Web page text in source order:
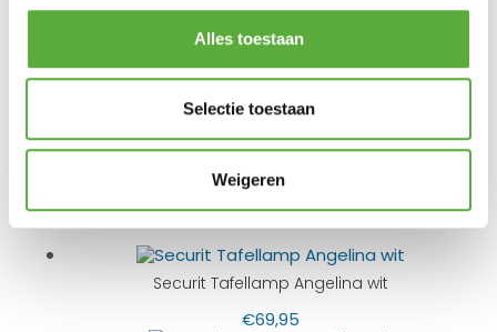
Alles toestaan
Selectie toestaan
Weigeren
LP-BL-TA
EAN
8719075289709
BIJPASSENDE ACCESSOIRES EN ALTERNATIEVE
PRODUCTEN
Securit Tafellamp Angelina wit
€69,95